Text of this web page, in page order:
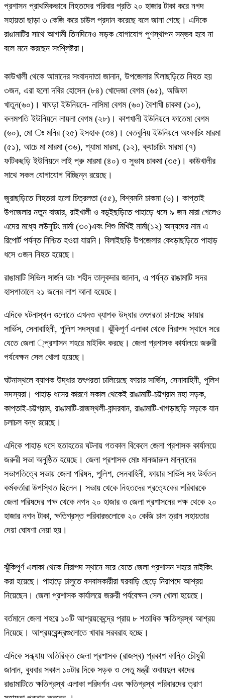
প্রশাসন প্রাথমিকভাবে নিহতদের পরিবার প্রতি ২০ হাজার টাকা করে নগদ
সহায়তা ছাড়া ৩ কেজি করে চাউল প্রদান করেছে বলে জানা গেছে। এদিকে
রাঙামাটির সাথে আগামী তিনদিনেও সড়ক যোগাযোগ পুণস্থাপন সম্ভব হবে না
বলে মনে করছেন সংশ্লিষ্টরা।
কাউখালী থেকে আমাদের সংবাদদাতা জানান, উপজেলার ঘিলাছড়িতে নিহত হয়
৩জন, এরা হলো দবির হোসেন (৮৪) খোদেজা বেগম (৬৫), অজিফা
খাতুন(৬০)। ঘাঘড়া ইউনিয়নে- নাসিমা বেগম (৬০) বৈশাখী চাকমা (১০),
কলমপতি ইউনিয়নে লায়লা বেগম (২৮)। কাশখালী ইউনিয়নে ফাতেমা বেগম
(৬০), মো ঃ মনির (২৫) ইসহাক (৩৪)। বেতবুনিয় ইউনিয়নে অংকাচিং মারমা
(৫১), আচে মা মারমা (৩৬), শ্যামা মারমা, (১২), ক্যাচাচিং মারমা (৭)
ফটিকছড়ি ইউনিয়নে লাই প্রু মারমা (৪০) ও সুভাষ চাকমা (৩৫)। কাউখালীর
সাথে সকল যোগাযোগ বিচ্ছিন্ন রয়েছে।
জুরাছড়িতে নিহতরা হলো চিত্রলতা (৫৫), বিশ্বমনি চাকমা (৬)। কাপ্তাই
উপজেলার নতুন বাজার, রাইখালী ও বড়্ইছড়িতে পাহাড়ে ধসে ৯ জন মারা গেলেও
এদের মধ্যে লউনুচিং মার্মা (৩০)এবং শিশু মিখিই মার্মা(১২) অন্যদের নাম এ
রিপোর্ট পর্যন্ত নিশ্চিত হওয়া যায়নি। বিলাইছড়ি উপজেলার কেংড়াছড়িতে পাহাড়
ধসে ৩জন নিহত হয়েছে।
রাঙামাটি সিভিল সার্জন ডাঃ শহীদ তালূকদার জানান, এ পর্যন্ত রাঙামাটি সদর
হাসপাতালে ২১ জনের লাশ আনা হয়েছে।
এদিকে ঘটনাস্থল গুলোতে এখনও ব্যাপক উদ্ধার তৎপরতা চালাচ্ছে ফায়ার
সার্ভিস, সেনাবাহিনী, পুলিশ সদস্যরা। ঝুঁকিপূর্ণ এলাকা থেকে নিরাপদ স্থানে সরে
যেতে জেলা ্প্রশাসন শহরে মাইকিং করছে। জেলা প্রশাসক কার্যালয়ে জরুরী
পর্যবেক্ষন সেল খোলা হয়েছে।
ঘটনাস্থলে ব্যাপক উদ্ধার তৎপরতা চালিয়েছে ফায়ার সার্ভিস, সেনাবাহিনী, পুলিশ
সদস্যরা। পাহাড় ধসের কারণে সকাল থেকেই রাঙামাটি-চট্টগ্রাম মহা সড়ক,
কাপ্তাই-চট্টগ্রাম, রাঙামাটি-রাজস্থলী-বান্দরবান, রাঙামাটি-খাগড়াছড়ি সড়কে যান
চলাচল বন্ধ রয়েছে।
এদিকে পাহাড় ধসে হতাহতের ঘটনায় গতকাল বিকেলে জেলা প্রশাসক কার্যালয়ে
জরুরী সভা অনুষ্ঠিত হয়েছে। জেলা প্রশাসক মোঃ মানজারুল মান্নানের
সভাপতিত্বে সভায় জেলা পরিষদ, পুলিশ, সেনবাহিনী, ফায়ার সার্ভিস সহ উর্ধতন
কর্মকর্তারা উপস্থিত ছিলেন। সভায় থেকে নিহতদের প্রত্যেকের পরিবারকে
জেলা পরিষদের পক্ষ থেকে নগদ ২০ হাজার ও জেলা প্রশাসনের পক্ষ থেকে ২০
হাজার নগদ টাকা, ক্ষতিগ্রস্ত পরিবারগুলোকে ২০ কেজি চাল ত্রান সহায়তার
দেয়া ঘোষণা দেয়া হয়।
ঝুঁকিপূর্ণ এলাকা থেকে নিরাপদ স্থানে সরে যেতে জেলা প্রশাসন শহরে মাইকিং
করা হয়েছে। পাহাড়ে ঢালুতে বসবাসকারীরা ঘরবাড়ি ছেড়ে নিরাপদে আশ্রয়
নিয়েছেন। জেলা প্রশাসক কার্যালয়ে জরুরী পর্যবেক্ষন সেল খোলা হয়েছে।
বর্তমানে জেলা শহরে ১০টি আশ্রয়কেন্দ্রে প্রায় ৮ শতাধিক ক্ষতিগ্রস্থ আশ্রয়
নিয়েছে। আশ্রয়কেন্দ্রগুলোতে খাবার সরবরাহ হচ্ছে।
এদিকে সন্ধ্যায় অতিরিক্ত জেলা প্রশাসক (রাজস্ব) প্রকাশ কান্তি চৌধুরী
জানান, বুধবার সকাল ১০টার দিকে সড়ক ও সেতু মন্ত্রী ওবায়দুল কাদের
রাঙামাটিতে ক্ষতিগ্রস্থ এলাকা পরিদর্শন এবং ক্ষতিগ্রস্থ পরিবারদের ত্রাণ